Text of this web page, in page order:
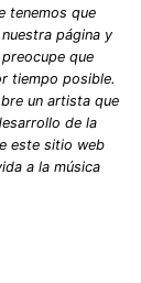
tenemos que
página y
que
tiempo posible.
un artista que
de la
este sitio web
a la música